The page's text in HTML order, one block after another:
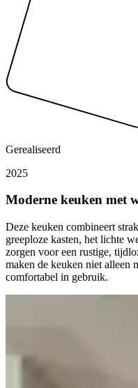
Gerealiseerd
2025
Moderne keuken met
Deze keuken combineert
greeploze kasten, het lichte
zorgen voor een rustige,
maken de keuken niet alleen
comfortabel in gebruik.